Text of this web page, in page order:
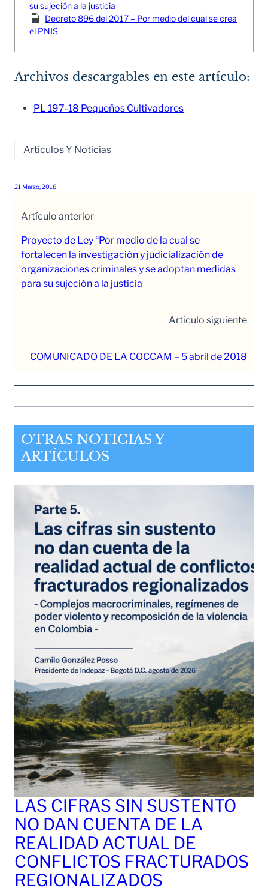
su sujeción a la justicia
Decreto 896 del 2017 – Por medio del cual se crea
el PNIS
Archivos descargables en este artículo:
PL 197-18 Pequeños Cultivadores
Artículos Y Noticias
21 Marzo, 2018
Artículo anterior
Proyecto de Ley “Por medio de la cual se
fortalecen la investigación y judicialización de
organizaciones criminales y se adoptan medidas
para su sujeción a la justicia
Artículo siguiente
COMUNICADO DE LA COCCAM – 5 abril de 2018
OTRAS NOTICIAS Y
ARTÍCULOS
LAS CIFRAS SIN SUSTENTO
NO DAN CUENTA DE LA
REALIDAD ACTUAL DE
CONFLICTOS FRACTURADOS
REGIONALIZADOS